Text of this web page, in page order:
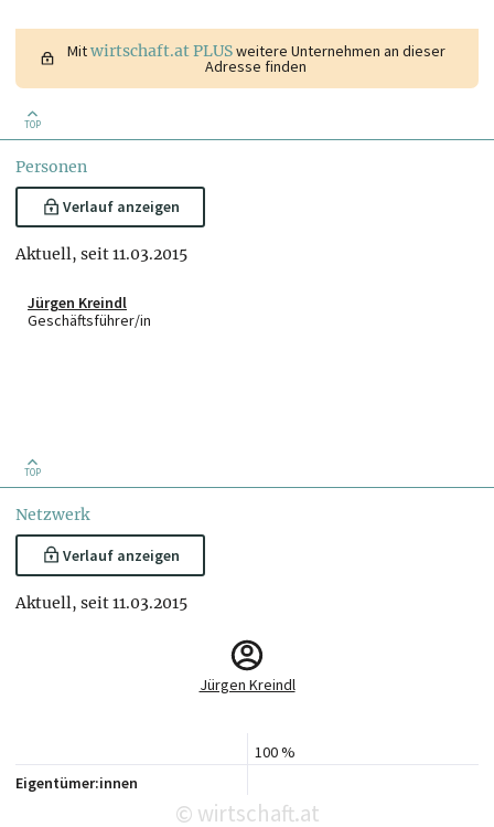
Mitwirtschaft.at PLUSweitere Unternehmen an dieser
Adresse finden
TOP
Personen
Verlauf anzeigen
Aktuell, seit 11.03.2015
Jürgen Kreindl
Geschäftsführer/in
TOP
Netzwerk
Verlauf anzeigen
Aktuell, seit 11.03.2015
Jürgen Kreindl
100 %
Eigentümer:innen
© wirtschaft.at